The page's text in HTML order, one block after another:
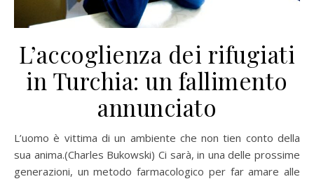
L’accoglienza dei rifugiati
in Turchia: un fallimento
annunciato
L’uomo è vittima di un ambiente che non tien conto della
sua anima.(Charles Bukowski) Ci sarà, in una delle prossime
generazioni, un metodo farmacologico per far amare alle